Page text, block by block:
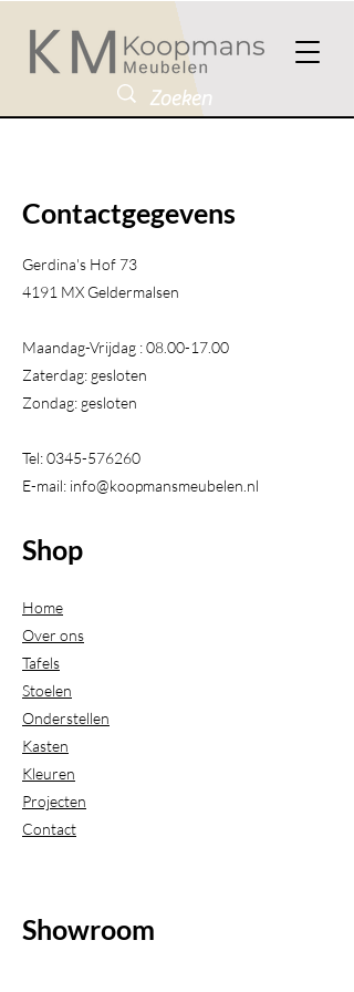
Contactgegevens
Gerdina's Hof 73
4191 MX Geldermalsen​
Maandag-Vrijdag :08.00-17.00
Zaterdag: gesloten
Zondag: gesloten
Tel:0345-576260
E-mail: info@koopmansmeubelen.nl
Shop
Home
Over ons
Tafels
Stoelen
Onderstellen
Kasten
Kleuren
Projecten
Contact
Showroom